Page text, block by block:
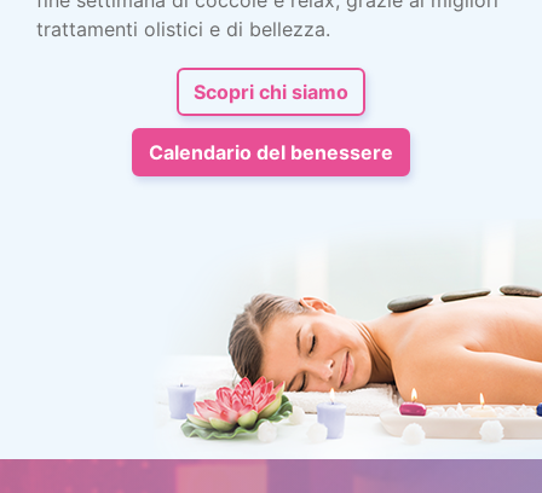
trattamenti olistici e di bellezza.
Scopri chi siamo
Calendario del benessere